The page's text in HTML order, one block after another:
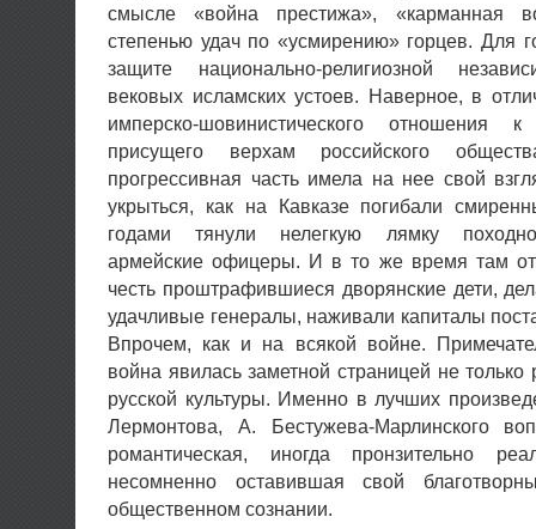
смысле «война престижа», «карманная
степенью удач по «усмирению» горцев. Для
защите национально-религиозной
вековых исламских устоев. Наверное, в
имперско-шовинистического отношения
присущего верхам российского
прогрессивная часть имела на нее свой
укрыться, как на Кавказе погибали
годами тянули нелегкую лямку
армейские офицеры. И в то же время там
честь проштрафившиеся дворянские дети,
удачливые генералы, наживали капиталы
Впрочем, как и на всякой войне.
война явилась заметной страницей не только
русской культуры. Именно в лучших
Лермонтова, А. Бестужева-Марлинского
романтическая, иногда пронзительно
несомненно оставившая свой
общественном сознании.